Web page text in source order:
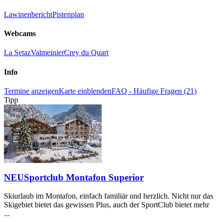
LawinenberichtPistenplan
Webcams
La SetazValmeinierCrey du Quart
Info
Termine anzeigenKarte einblendenFAQ - Häufige Fragen (21)
Tipp
NEUSportclub Montafon Superior
Skiurlaub im Montafon, einfach familiär und herzlich. Nicht nur das
Skigebiet bietet das gewissen Plus, auch der SportClub bietet mehr
...